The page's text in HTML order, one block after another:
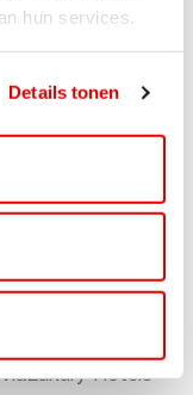
hun services.
Details tonen
bij
Hotels